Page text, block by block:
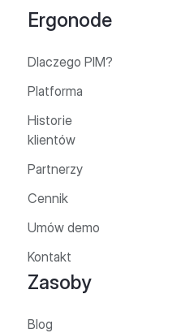
Ergonode
Dlaczego PIM?
Platforma
Historie
klientów
Partnerzy
Cennik
Umów demo
Kontakt
Zasoby
Blog